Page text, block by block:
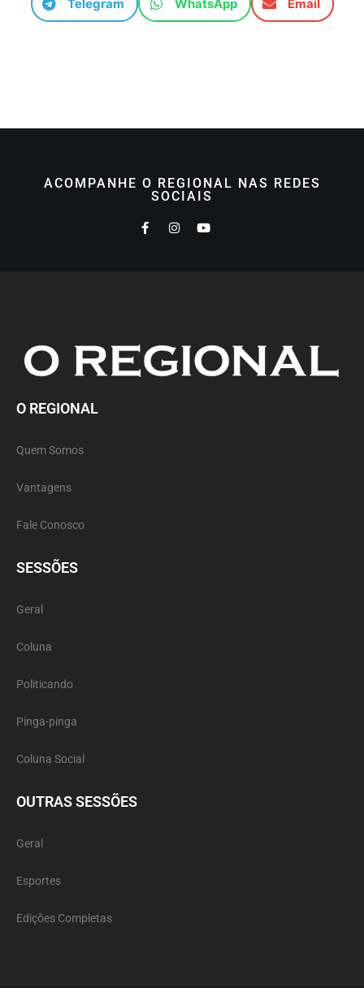
Telegram WhatsApp Email
ACOMPANHE O REGIONAL NAS REDES
SOCIAIS
O REGIONAL
Quem Somos
Vantagens
Fale Conosco
SESSÕES
Geral
Coluna
Politicando
Pinga-pinga
Coluna Social
OUTRAS SESSÕES
Geral
Esportes
Edições Completas